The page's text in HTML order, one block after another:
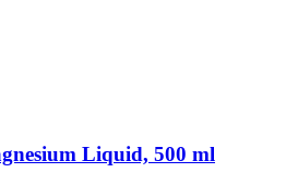
Liquid, 500 ml